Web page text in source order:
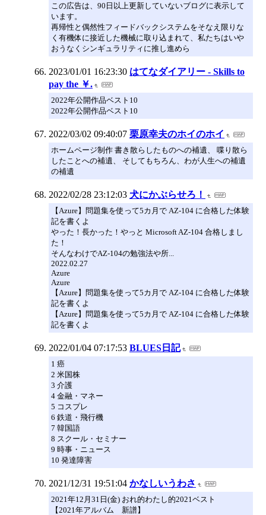
この広告は、90日以上更新していないブログに表示して
います。
再帰性と偶然性フィードバックシステムをそなえ限りな
く有機体に接近した機械に取り込まれて、私たちはいや
おうなくシンギュラリティに推し進めら
2023/01/01 16:23:30 はてなダイアリー - Skills to
pay the ￥.
2022年公開作品ベスト10
2022年公開作品ベスト10
2022/03/02 09:40:07 栗原幸夫のホイのホイ
ホームページ制作 書き散らしたものへの補遺、 喋り散ら
したことへの補遺、 そしてもちろん、わが人生への補遺
の補遺
2022/02/28 23:12:03 犬にかぶらせろ！
【Azure】問題集を使って5カ月で AZ-104 に合格した体験
記を書くよ
やった！長かった！やっと Microsoft AZ-104 合格しまし
た！
そんなわけでAZ-104の勉強法や所...
2022.02.27
Azure
Azure
【Azure】問題集を使って5カ月で AZ-104 に合格した体験
記を書くよ
【Azure】問題集を使って5カ月で AZ-104 に合格した体験
記を書くよ
2022/01/04 07:17:53 BLUES日記
1 癌
2 米国株
3 介護
4 金融・マネー
5 コスプレ
6 鉄道・飛行機
7 韓国語
8 スクール・セミナー
9 時事・ニュース
10 発達障害
2021/12/31 19:51:04 かなしいうわさ
2021年12月31日(金) おれ的わたし的2021ベスト
【2021年アルバム 新譜】